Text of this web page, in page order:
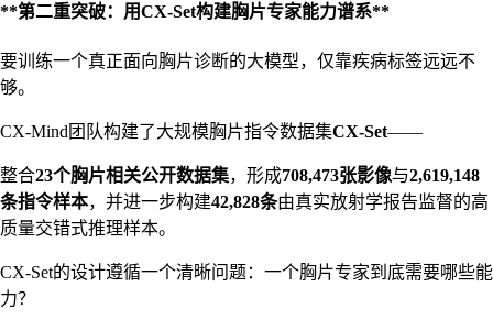
**第二重突破：用CX-Set构建胸片专家能力谱系**
要训练一个真正面向胸片诊断的大模型，仅靠疾病标签远远不
够。
CX-Mind团队构建了大规模胸片指令数据集CX-Set——
整合23个胸片相关公开数据集，形成708,473张影像与2,619,148
条指令样本，并进一步构建42,828条由真实放射学报告监督的高
质量交错式推理样本。
CX-Set的设计遵循一个清晰问题：一个胸片专家到底需要哪些能
力？